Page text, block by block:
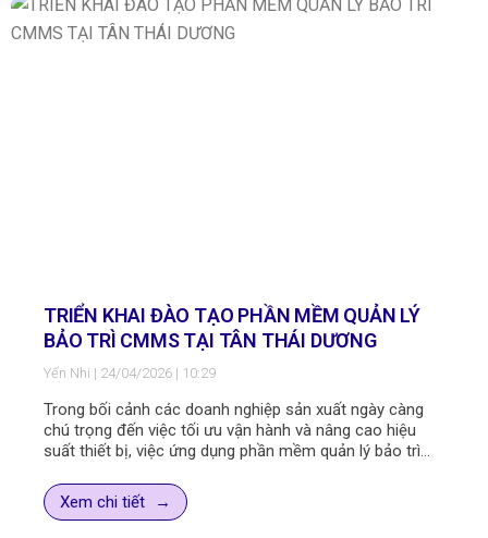
TRIỂN KHAI ĐÀO TẠO PHẦN MỀM QUẢN LÝ
BẢO TRÌ CMMS TẠI TÂN THÁI DƯƠNG
Yến Nhi 24/04/2026 10:29
Trong bối cảnh các doanh nghiệp sản xuất ngày càng
chú trọng đến việc tối ưu vận hành và nâng cao hiệu
suất thiết bị, việc ứng dụng phần mềm quản lý bảo trì
thực. Vừa qua, chương trình triển khai đào tạo sử dụng
phần mềm SpeedMaint CMMS đã được tổ chức trực
Xem chi tiết